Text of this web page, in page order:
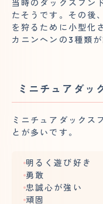
当時のダックスフン
たそうです。その後
を狩るために小型化
カニンヘンの3種類が
ミニチュアダッ
ミニチュアダックス
とが多いです。
明るく遊び好き
勇敢
忠誠心が強い
頑固